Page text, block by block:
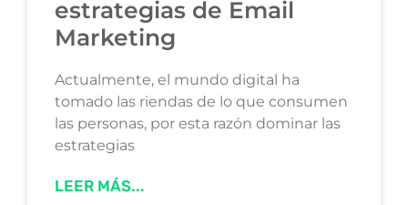
estrategias de Email
Marketing
Actualmente, el mundo digital ha
tomado las riendas de lo que consumen
las personas, por esta razón dominar las
estrategias
LEER MÁS...